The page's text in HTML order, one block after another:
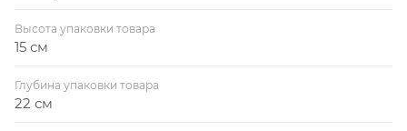
Высота упаковки товара
15 см
Глубина упаковки товара
22 см